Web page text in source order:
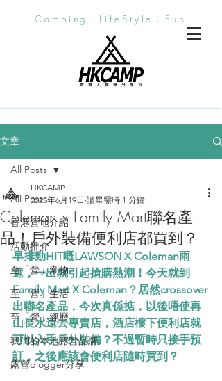
Camping．LifeStyle．Fun
文章
All Posts
香港營地介紹
活動推介
至「營」潮物
至「營」生活
至「營」經歷
我們的本地露營品牌
露營blogger分享
All Posts
Coleman x Family Mart聯名產
品！戶外裝備便利店都買到？
HKCAMP
2025年6月19日 讀畢需時 1 分鐘
早排勁HIT嘅LAWSON X Coleman雨
遮，一出就引起搶購熱潮！今天就到
Family Mart X Coleman？居然crossover
出聯名產品，今次真係掂，以後唔使再
山長水遠去專賣店，酒店樓下便利店就
可以入手戶外裝備？不過暫時只接手預
訂，之後應該會便利店隨時買到？